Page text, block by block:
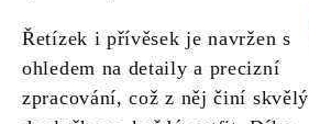
Řetízek i přívěsek je navržen s
ohledem na detaily a precizní
zpracování, což z něj činí skvělý